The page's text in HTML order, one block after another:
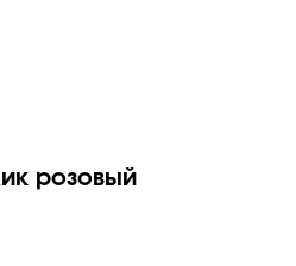
розовый